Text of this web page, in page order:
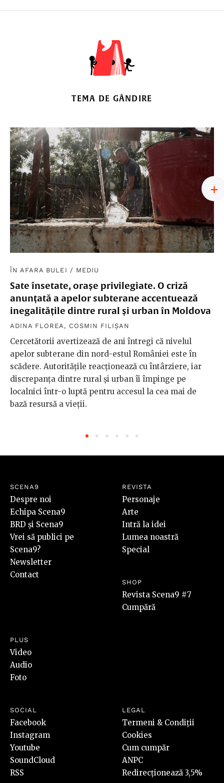
TEMA DE GÂNDIRE
ÎN AFARA BULEI / MEDIU
Sate însetate, orașe privilegiate. O criză
anunțată a apelor subterane accentuează
inegalitățile dintre rural și urban în Moldova
ADINA FLOREA , COSMIN FILIȘAN
Cercetătorii avertizează de ani întregi că nivelul
apelor subterane din nord-estul României este în
scădere. Autoritățile reacționează cu întârziere, iar
discrepanța dintre rural și urban îi împinge pe
localnici într-o luptă pentru accesul la cea mai de
bază resursă a vieții.
SCENA9
Despre noi
Echipa Scena9
BRD și Scena9
Vrei să publici pe
Scena9?
Newsletter
Contact
REVISTA
Personaje
Arte
Intră la idei
Lumea noastră
Special
SHOP
Revista Scena9 #7
Cumpără
PLUS
Video
Audio
Foto
SOCIAL
Facebook
Instagram
Youtube
SoundCloud
RSS
LEGAL
Termeni & Condiții
Cookies
Cum cumpăr
ANPC
Redirecționează 3,5%